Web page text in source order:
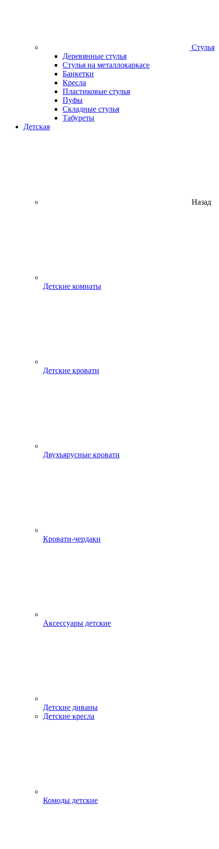
Стулья
Деревянные стулья
Стулья на металлокаркасе
Банкетки
Кресла
Пластиковые стулья
Пуфы
Складные стулья
Табуреты
Детская
Назад
Детские комнаты
Детские кровати
Двухъярусные кровати
Кровати-чердаки
Аксессуары детские
Детские диваны
Детские кресла
Комоды детские